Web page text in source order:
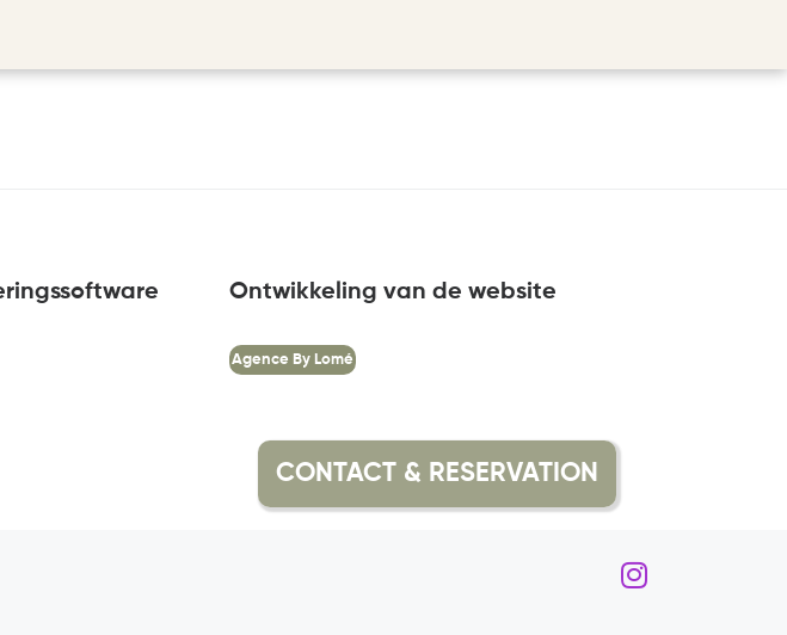
Ontwikkeling van de website
Agence By Lomé